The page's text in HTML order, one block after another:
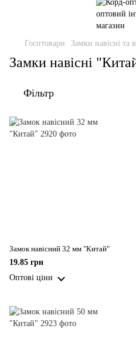
Госптовари Замки навісні та
Замки навісні
Фільтр
Замок навісний 32 мм "Китай"
19.85 грн
Оптові ціни